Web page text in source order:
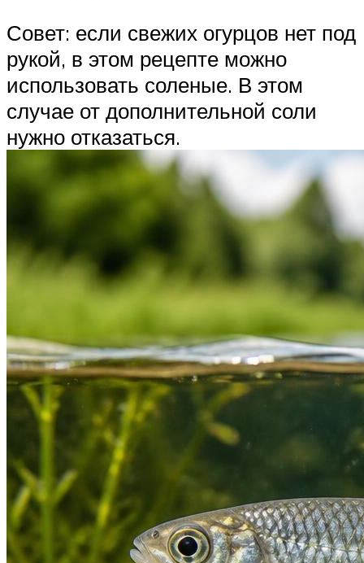
Совет: если свежих огурцов нет под
рукой, в этом рецепте можно
использовать соленые. В этом
случае от дополнительной соли
нужно отказаться.